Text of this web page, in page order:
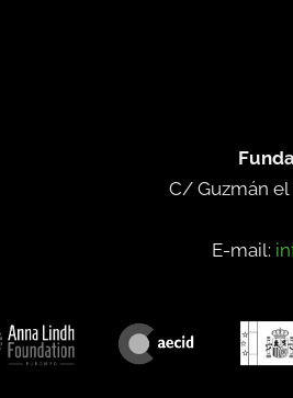
C/ Guzmán el
E-mail: